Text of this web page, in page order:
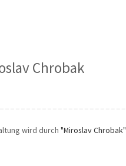
Chrobak
wird durch "Miroslav Chrobak"